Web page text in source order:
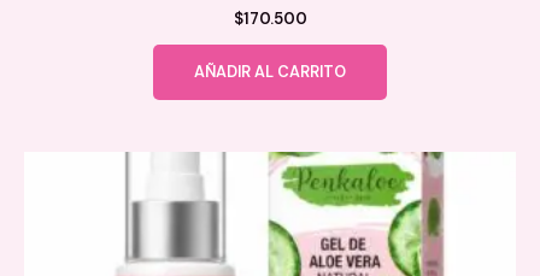
$170.500
AÑADIR AL CARRITO